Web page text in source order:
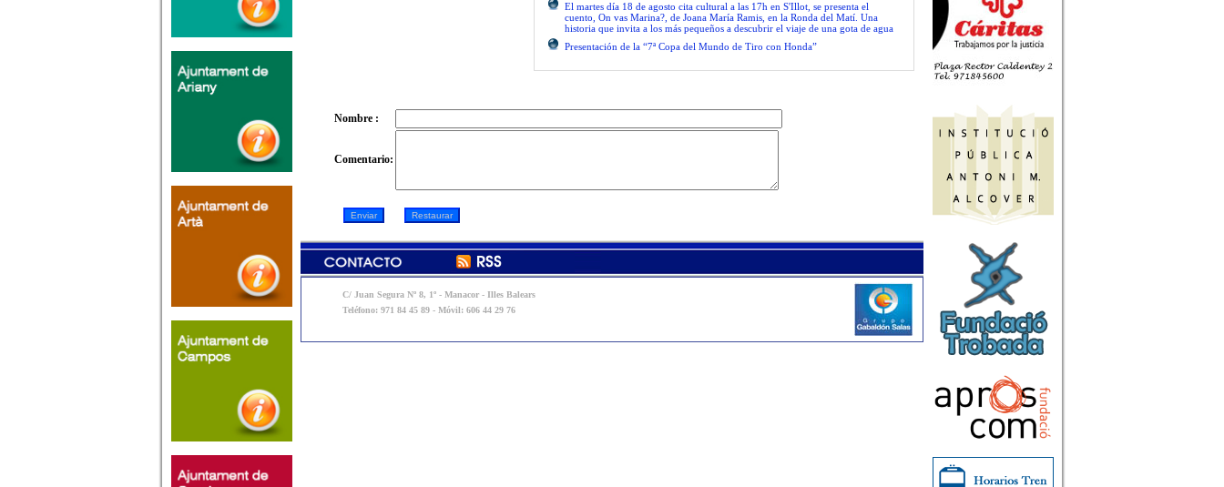
El martes día 18 de agosto cita cultural a las 17h en S'Illot, se presenta el
cuento, On vas Marina?, de Joana María Ramis, en la Ronda del Matí. Una
historia que invita a los más pequeños a descubrir el viaje de una gota de agua
Presentación de la “7ª Copa del Mundo de Tiro con Honda”
Nombre :
Comentario:
C/ Juan Segura Nº 8, 1º - Manacor - Illes Balears
Teléfono: 971 84 45 89 - Móvil: 606 44 29 76